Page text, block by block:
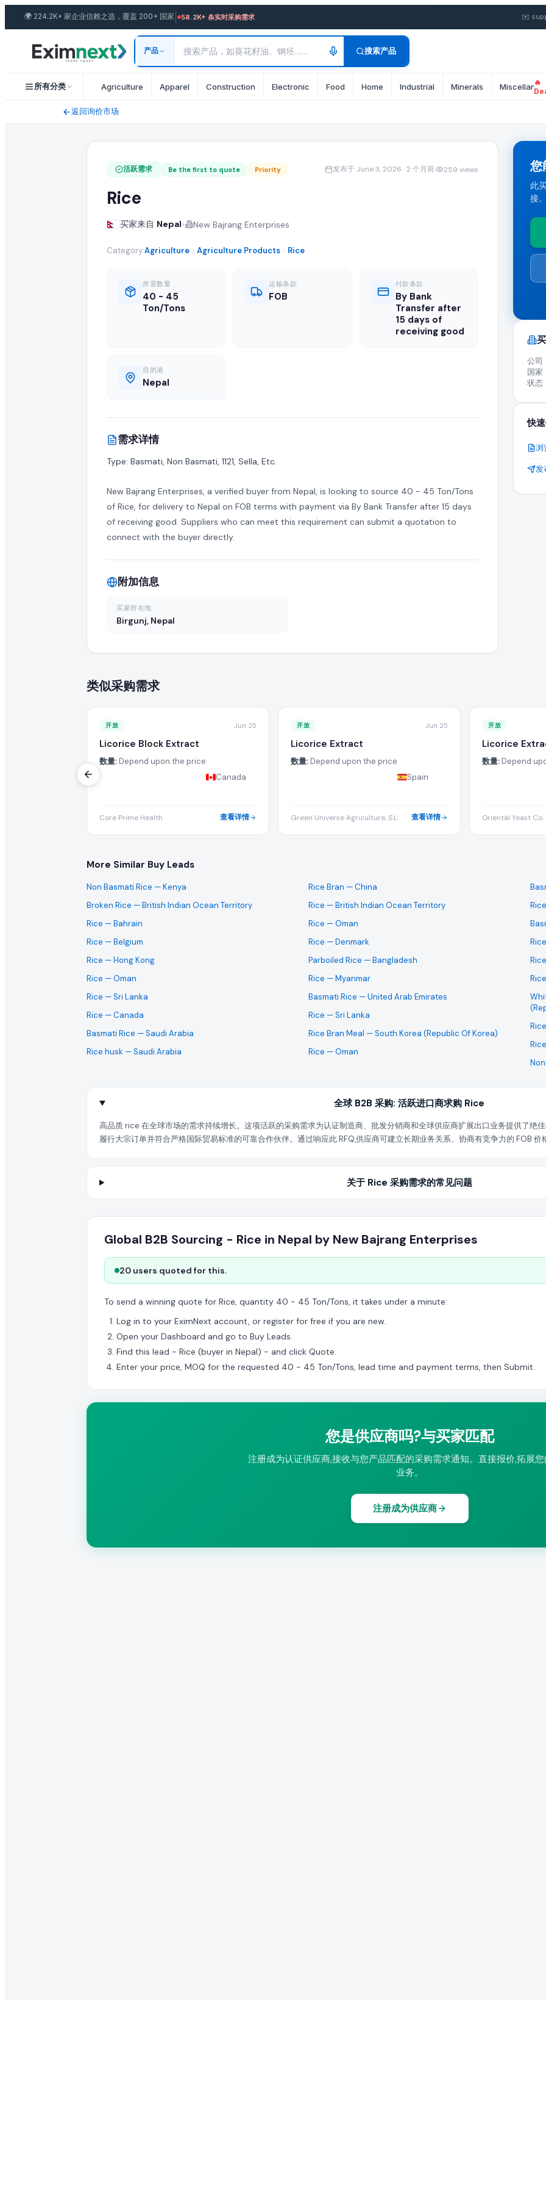
求购: Rice
采购需求规格与贸易条款
一位来自 Nepal 的买家正在寻找批发 rice。 所需数量: 40 - 45 Ton/Tons。 运输条款: FOB。 付款条款: By Bank Transfer
运输条款与目的港
买家要求 FOB 运输条款。能够向 Nepal 发货的任何国家的出口商均可提交最优 FOB 或 CIF 报价。
认证供应商可提交包含 FOB 价格、起订量(MOQ)、产能与运输条款的批发报价。点击"提交报价"直接响应此 rice 采购需求。
类似 Rice 批发采购需求
在 EximNext B2B 市场浏览更多活跃的 rice 采购需求以及来自全球进口商的相关 B2B Products 产品。
全球 B2B 采购: 活跃进口商求购 Rice
高品质 rice 在全球市场的需求持续增长。这项活跃的采购需求为认证制造商、批发分销商和全球供应商扩展出口业务提供
EximNext 对我们 B2B 市场上的买家实施认证流程,确保供应商对接的是正在主动寻求进口 rice 的合法企业。
我的报价中需要包含哪些信息?
我可以直接联系来自 Nepal 的买家吗?
可以,我们目录中已注册并已升级的供应商可访问买家的联系方式,直接与正在寻找该产品的公司协商出口条款。
还有其他买家在寻找 rice 吗?
有的,您可以浏览本页的"类似采购需求"栏目,或在我们的全球 B2B 目录中搜索更多正在寻找 rice 的活跃进口商。
如何成为 rice 的认证供应商?
您可以在 EximNext 免费注册并完善企业资料以成为认证制造商或出口商,这能在买家寻找您的产品时提升您赢得采购需求的机
此次进口需要什么样的运输条款?
买家要求的具体运输条款(例如 CIF、FOB、EXW)列于此 rice 采购需求的详细信息部分。
买家通常寻求长期的制造合作伙伴。您可以与买家澄清此 rice 需求是即期采购还是长期的批发合约。
国际出口商可以对此采购需求报价吗?
当然可以。EximNext 是全球 B2B 市场,我们鼓励任何有能力向 Nepal 发货的出口商对所需产品提交报价。
这个 RFQ 需要多快回复?
活跃的采购需求具有时效性。我们建议尽快提交您的 rice 批发报价,以领先于其他寻找同样业务的供应商。
是否需要提供产品样品?
什么是成功的 rice 报价?
在 EximNext 查看采购需求是否免费?
浏览采购需求目录是免费的。但提交报价和获取高级买家联系方式可能需要特定等级的供应商会员。
🌍 224.2K+ 家企业信赖之选，覆盖 200+ 国家 58.2K+ 条实时采购需求 ✉️
产品 搜索产品
所有分类 Agriculture Apparel Construction Electronic Food Home Industrial Minerals
🔥
返回询价市场
活跃需求 Be the first to quote Priority 发布于 June 3, 2026 · 2 个月前· 259 views
Rice
买家来自 Nepal• New Bajrang Enterprises
Category:Agriculture Agriculture Products Rice
所需数量
40 - 45
Ton/Tons
运输条款
FOB
付款条款
By Bank
Transfer after
15 days of
receiving good
目的港
Nepal
需求详情
Type: Basmati, Non Basmati, 1121, Sella, Etc.
New Bajrang Enterprises, a verified buyer from Nepal, is looking to source 40 - 45 Ton/Tons
of Rice, for delivery to Nepal on FOB terms with payment via By Bank Transfer after 15 days
of receiving good. Suppliers who can meet this requirement can submit a quotation to
connect with the buyer directly.
附加信息
买家所在地
Birgunj, Nepal
您
此
接
公司
国家
状态
快
浏
发
类似采购需求
开放 Jun 25
Licorice Block Extract
数量: Depend upon the price
Canada
Core Prime Health 查看详情
开放 Jun 25
Licorice Extract
数量: Depend upon the price
Spain
Green Universe Agriculture, S.L. 查看详情
开放
Licorice
数量: Depend
Oriental Yeast Co.
More Similar Buy Leads
Non Basmati Rice — Kenya
Broken Rice — British Indian Ocean Territory
Rice — Bahrain
Rice — Belgium
Rice — Hong Kong
Rice — Oman
Rice — Sri Lanka
Rice — Canada
Basmati Rice — Saudi Arabia
Rice husk — Saudi Arabia
Rice Bran — China
Rice — British Indian Ocean Territory
Rice — Oman
Rice — Denmark
Parboiled Rice — Bangladesh
Rice — Myanmar
Basmati Rice — United Arab Emirates
Rice — Sri Lanka
Rice Bran Meal — South Korea (Republic Of Korea)
Rice — Oman
Rice
Rice
Rice
Rice
Rice
Rice
全球 B2B 采购: 活跃进口商求购 Rice
高品质 rice 在全球市场的需求持续增长。这项活跃的采购需求为认证制造商、批发分销商和全球供应商扩展出口业务提供了绝
履行大宗订单并符合严格国际贸易标准的可靠合作伙伴。通过响应此 RFQ,供应商可建立长期业务关系、协商有竞争力的 FOB
关于 Rice 采购需求的常见问题
Global B2B Sourcing - Rice in Nepal by New Bajrang Enterprises
20 users quoted for this.
To send a winning quote for Rice, quantity 40 - 45 Ton/Tons, it takes under a minute:
Log in to your EximNext account, or register for free if you are new.
Open your Dashboard and go to Buy Leads.
Find this lead - Rice (buyer in Nepal) - and click Quote.
Enter your price, MOQ for the requested 40 - 45 Ton/Tons, lead time and payment terms, then Submit.
您是供应商吗?与买家匹配
注册成为认证供应商,接收与您产品匹配的采购需求通知。直接报价,拓展
业务。
注册成为供应商